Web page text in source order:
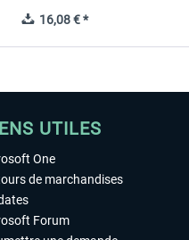
16,08 € *
UTILES
One
de marchandises
Forum